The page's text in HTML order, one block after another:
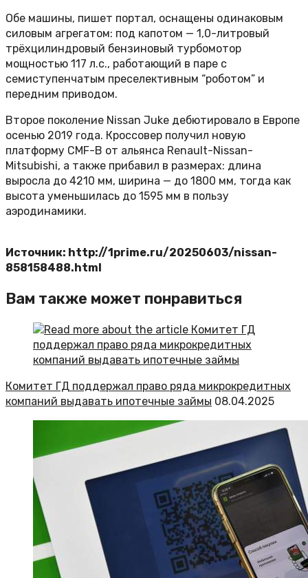
Обе машины, пишет портал, оснащены одинаковым
силовым агрегатом: под капотом — 1,0-литровый
трёхцилиндровый бензиновый турбомотор
мощностью 117 л.с., работающий в паре с
семиступенчатым преселективным “роботом” и
передним приводом.
Второе поколение Nissan Juke дебютировало в Европе
осенью 2019 года. Кроссовер получил новую
платформу CMF-B от альянса Renault-Nissan-
Mitsubishi, а также прибавил в размерах: длина
выросла до 4210 мм, ширина — до 1800 мм, тогда как
высота уменьшилась до 1595 мм в пользу
аэродинамики.
Источник: http://1prime.ru/20250603/nissan-
858158488.html
Вам также может понравиться
Комитет ГД поддержал право ряда микрокредитных
компаний выдавать ипотечные займы 08.04.2025